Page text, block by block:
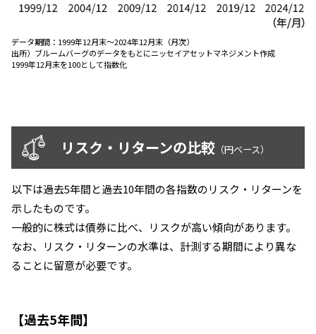
サステナビリティレポート等
データ期間： 1999年12月末～2024年12月末（月次）
出所） ブルームバーグのデータをもとにニッセイアセットマネジメント作成
1999年12月末を100として指数化
リスク・リターンの比較 （円ベース）
以下は過去5年間と過去10年間の各指数のリスク・リターンを
示したものです。
一般的に株式は債券に比べ、リスクが高い傾向があります。
なお、リスク・リターンの水準は、計測する期間により異な
ることに留意が必要です。
【過去5年間】